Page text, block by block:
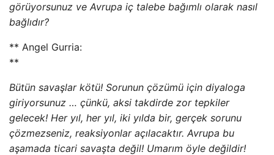
görüyorsunuz ve Avrupa iç talebe bağımlı olarak nasıl
bağlıdır?
** Angel Gurria:
**
Bütün savaşlar kötü! Sorunun çözümü için diyaloga
giriyorsunuz … çünkü, aksi takdirde zor tepkiler
gelecek! Her yıl, her yıl, iki yılda bir, gerçek sorunu
çözmezseniz, reaksiyonlar açılacaktır. Avrupa bu
aşamada ticari savaşta değil! Umarım öyle değildir!